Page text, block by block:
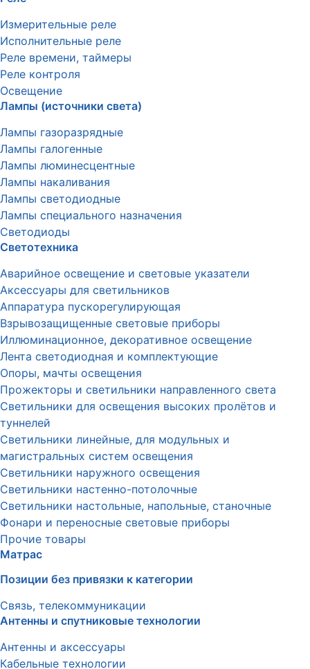
Измерительные реле
Исполнительные реле
Реле времени, таймеры
Реле контроля
Освещение
Лампы (источники света)
Лампы газоразрядные
Лампы галогенные
Лампы люминесцентные
Лампы накаливания
Лампы светодиодные
Лампы специального назначения
Светодиоды
Светотехника
Аварийное освещение и световые указатели
Аксессуары для светильников
Аппаратура пускорегулирующая
Взрывозащищенные световые приборы
Иллюминационное, декоративное освещение
Лента светодиодная и комплектующие
Опоры, мачты освещения
Прожекторы и светильники направленного света
Светильники для освещения высоких пролётов и
туннелей
Светильники линейные, для модульных и
магистральных систем освещения
Светильники наружного освещения
Светильники настенно-потолочные
Светильники настольные, напольные, станочные
Фонари и переносные световые приборы
Прочие товары
Матрас
Позиции без привязки к категории
Связь, телекоммуникации
Антенны и спутниковые технологии
Антенны и аксессуары
Кабельные технологии